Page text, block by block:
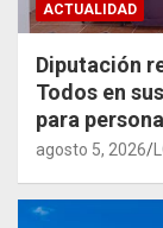
ACTUALIDAD
Diputación
Todos en
para
agosto 5, 2026